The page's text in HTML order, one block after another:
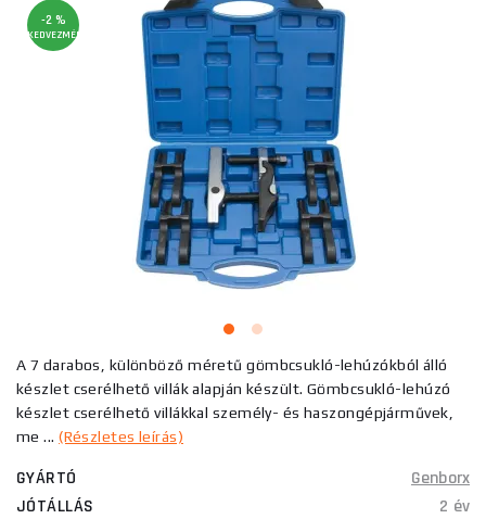
-2 %
KEDVEZMÉNY
A 7 darabos, különböző méretű gömbcsukló-lehúzókból álló
készlet cserélhető villák alapján készült. Gömbcsukló-lehúzó
készlet cserélhető villákkal személy- és haszongépjárművek,
me ...(Részletes leírás)
GYÁRTÓ
Genborx
JÓTÁLLÁS
2 év